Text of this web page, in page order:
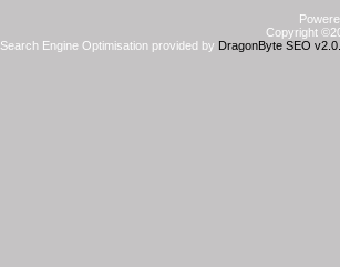
Copyright
Search Engine Optimisation provided by DragonByte SEO